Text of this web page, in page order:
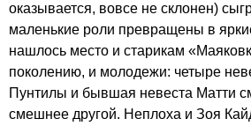
оказывается, вовсе не склонен)
маленькие роли превращены в
нашлось место и старикам
поколению, и молодежи: четыре
Пунтилы и бывшая невеста Матти
смешнее другой. Неплоха и Зоя